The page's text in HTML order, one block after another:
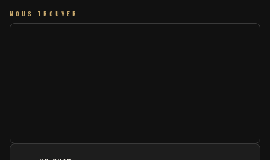
NOUS TROUVER